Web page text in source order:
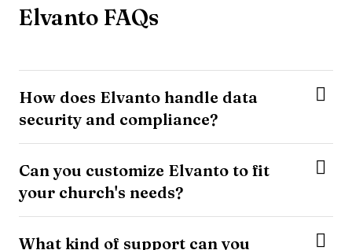
Elvanto FAQs
How does Elvanto handle data
security and compliance?
Can you customize Elvanto to fit
your church's needs?
What kind of support can you